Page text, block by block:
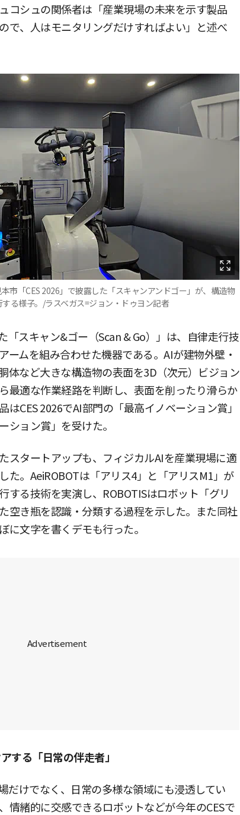
コシュの関係者は「産業現場の未来を示す製品
で、人はモニタリングだけすればよい」と述べ
市「CES 2026」で披露した「スキャンアンドゴー」が、構造物
る様子。/ラスベガス=ジョン・ドゥヨン記者
「スキャン&ゴー（Scan & Go）」は、自律走行技
ームを組み合わせた機器である。AIが建物外壁・
体など大きな構造物の表面を3D（次元）ビジョン
最適な作業経路を判断し、表面を削ったり滑らか
はCES 2026でAI部門の「最高イノベーション賞」
ション賞」を受けた。
スタートアップも、フィジカルAIを産業現場に適
た。AeiROBOTは「アリス4」と「アリスM1」が
する技術を実演し、ROBOTISはロボット「グリ
空き瓶を認識・分類する過程を示した。また同社
に文字を書くデモも行った。
する「日常の伴走者」
だけでなく、日常の多様な領域にも浸透してい
情緒的に交感できるロボットなどが今年のCESで